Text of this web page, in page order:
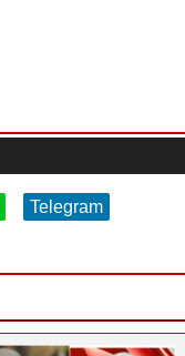
Telegram